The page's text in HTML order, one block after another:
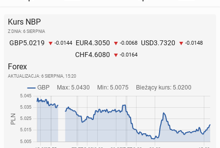
Kurs NBP
Z DNIA: 6 SIERPNIA
GBP5.0219 -0.0144 EUR4.3050 -0.0068 USD3.7320 -0.0148
CHF4.6080 -0.0164
Forex
AKTUALIZACJA: 6 SIERPNIA, 15:20